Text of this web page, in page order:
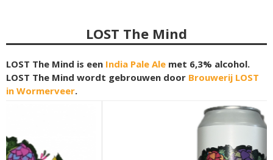
LOST The Mind
LOST The Mind is een India Pale Ale met 6,3% alcohol.
LOST The Mind wordt gebrouwen door Brouwerij LOST
in Wormerveer.